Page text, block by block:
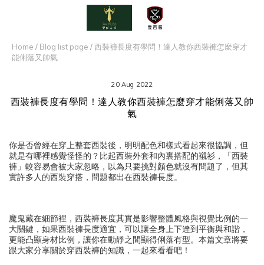
Home / Blog list page /西裝褲長度有學問！達人教你西裝褲怎麼穿才
能俐落又帥氣
20 Aug 2022
西裝褲長度有學問！達人教你西裝褲怎麼穿才能俐落又帥
氣
你是否曾經在穿上整套西裝後，明明配色和樣式看起來很協調，但
就是有哪裡感覺怪怪的？比起西裝外套和內裏搭配的襯衫，「西裝
褲」較容易會被大家忽略，以為只要挑對顏色就沒有問題了，但其
實許多人的西裝穿搭，問題都出在西裝褲長度。
魔鬼藏在細節裡，西裝褲長度其實是影響整體風格與視覺比例的一
大關鍵，如果西裝褲長度適宜，可以讓全身上下達到平衡與和諧，
更能凸顯身材比例，讓你在動靜之間顯得俐落有型。本篇文章將要
跟大家分享關於穿西裝褲的知識，一起來看看吧！